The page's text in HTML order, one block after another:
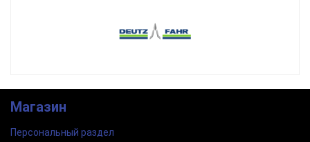
Магазин
Персональный раздел